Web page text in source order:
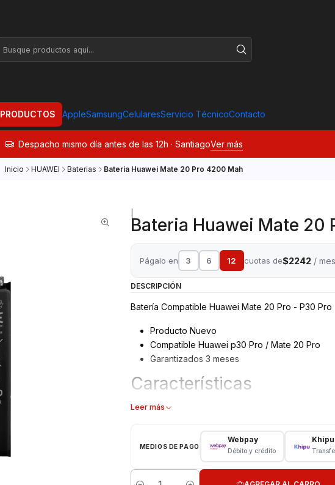
PRODUCTOS AppleSamsungCelularesServicio TécnicoContacto
Despacho mismo día antes de las 12h · SantiagoVer más
Inicio HUAWEI Baterias Bateria Huawei Mate 20 Pro 4200 Mah
Bateria Huawei Mate 20
Págalo en 3 6 12 cuotas de$2242/
DESCRIPCIÓN
Batería Compatible Huawei Mate 20 Pro - P30 Pro
Producto Nuevo
Compatible Huawei p30 Pro / Mate 20 Pro
Garantizados 3 meses
Características
Batería Huawei Certificada
Capacidad: 4200 mAh
Límite Voltaje: 4.4v
Leer más
MEDIOS DE PAGO
Webpay
Débito y crédito
Khipu